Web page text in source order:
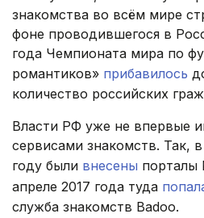
знакомства во всём мире
фоне проводившегося в
года Чемпионата мира по
романтиков» прибавилось
количество российских
Власти РФ уже не впервые
сервисами знакомств. Так,
году были внесены порталы
апреле 2017 года туда
служба знакомств Badoo.